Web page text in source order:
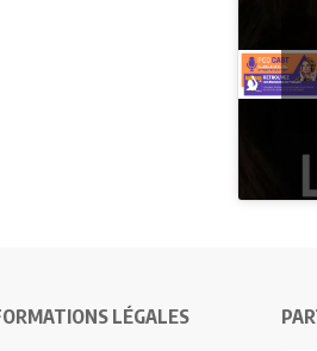
LÉGALES